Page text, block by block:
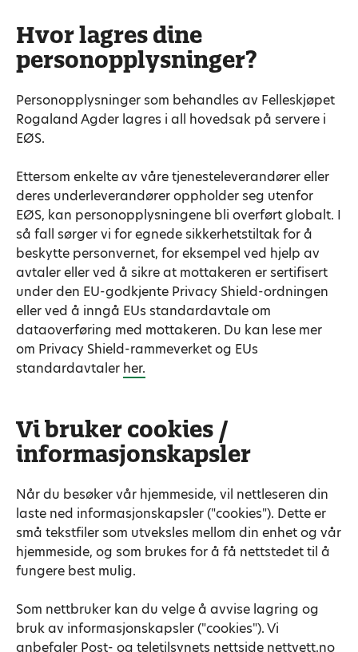
Hvor lagres dine
personopplysninger?
Personopplysninger som behandles av Felleskjøpet
Rogaland Agder lagres i all hovedsak på servere i
EØS.
Ettersom enkelte av våre tjenesteleverandører eller
deres underleverandører oppholder seg utenfor
EØS, kan personopplysningene bli overført globalt. I
så fall sørger vi for egnede sikkerhetstiltak for å
beskytte personvernet, for eksempel ved hjelp av
avtaler eller ved å sikre at mottakeren er sertifisert
under den EU-godkjente Privacy Shield-ordningen
eller ved å inngå EUs standardavtale om
dataoverføring med mottakeren. Du kan lese mer
om Privacy Shield-rammeverket og EUs
standardavtaler her.
Vi bruker cookies /
informasjonskapsler
Når du besøker vår hjemmeside, vil nettleseren din
laste ned informasjonskapsler ("cookies"). Dette er
små tekstfiler som utveksles mellom din enhet og vår
hjemmeside, og som brukes for å få nettstedet til å
fungere best mulig.
Som nettbruker kan du velge å avvise lagring og
bruk av informasjonskapsler ("cookies"). Vi
anbefaler Post- og teletilsynets nettside nettvett.no